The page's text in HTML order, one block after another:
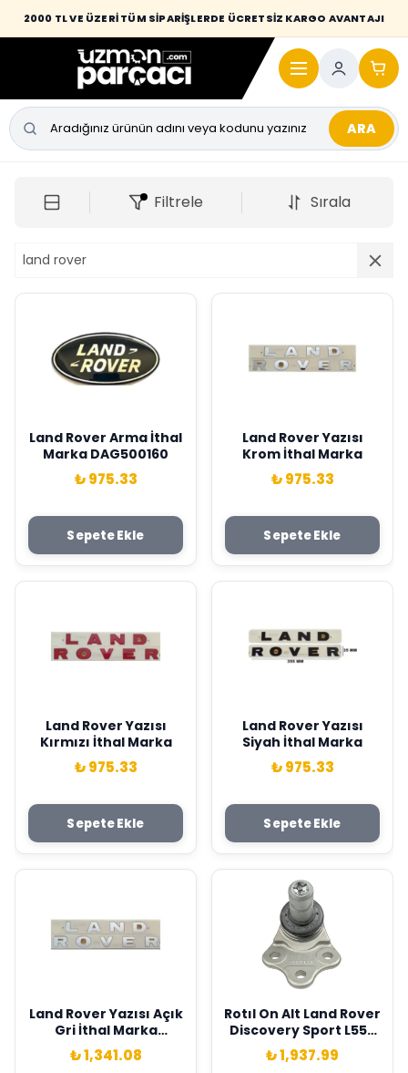
2000 TL VE ÜZERİ TÜM SİPARİŞLERDE ÜCRETSİZ KARGO AVANTAJI
ARA
Filtrele Sırala
Land Rover Arma İthal
Marka DAG500160
₺ 975.33
Sepete Ekle
Land Rover Yazısı
Krom İthal Marka
₺ 975.33
Sepete Ekle
Land Rover Yazısı
Kırmızı İthal Marka
₺ 975.33
Sepete Ekle
Land Rover Yazısı
Siyah İthal Marka
₺ 975.33
Sepete Ekle
Land Rover Yazısı Açık
Gri İthal Marka
LR002213
₺ 1,341.08
Rotıl On Alt Land Rover
Discovery Sport L550
Range Rover Evoque
L538 . Jaguar E-Pace
₺ 1,937.99